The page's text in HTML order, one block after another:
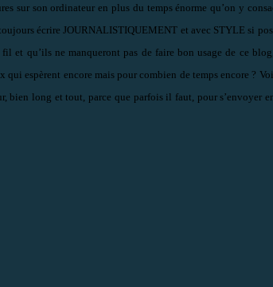
sur son ordinateur en plus du temps énorme qu’on y
écrire JOURNALISTIQUEMENT et avec STYLE si
et qu’ils ne manqueront pas de faire bon usage de ce
qui espèrent encore mais pour combien de temps encore ?
bien long et tout, parce que parfois il faut, pour s’envoyer